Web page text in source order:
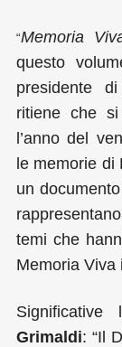
“Memoria
questo
presidente
ritiene che
l’anno del
le memorie di
un
temi che
Memoria Viva
Grimaldi: “Il